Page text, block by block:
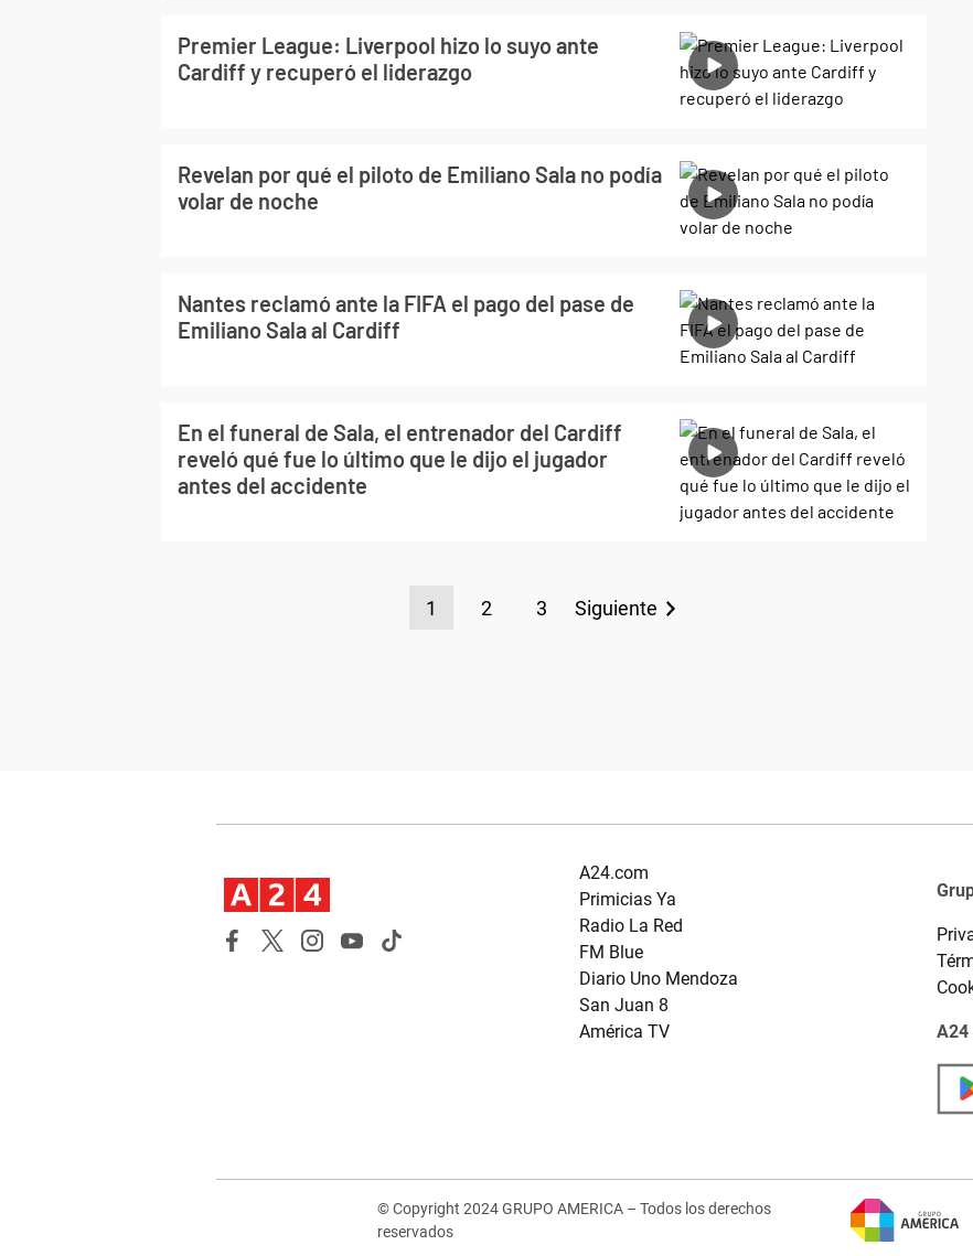
Premier League: Liverpool hizo lo suyo ante
Cardiff y recuperó el liderazgo
Revelan por qué el piloto de Emiliano Sala no podía
volar de noche
Nantes reclamó ante la FIFA el pago del pase de
Emiliano Sala al Cardiff
En el funeral de Sala, el entrenador del Cardiff
reveló qué fue lo último que le dijo el jugador
antes del accidente
1 2 3 Siguiente
A24.com
Primicias Ya
Radio La Red
FM Blue
Diario Uno Mendoza
San Juan 8
América TV
A24
© Copyright 2024 GRUPO AMERICA – Todos los derechos
reservados